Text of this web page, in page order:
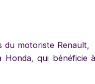
du motoriste
qui bénéficie